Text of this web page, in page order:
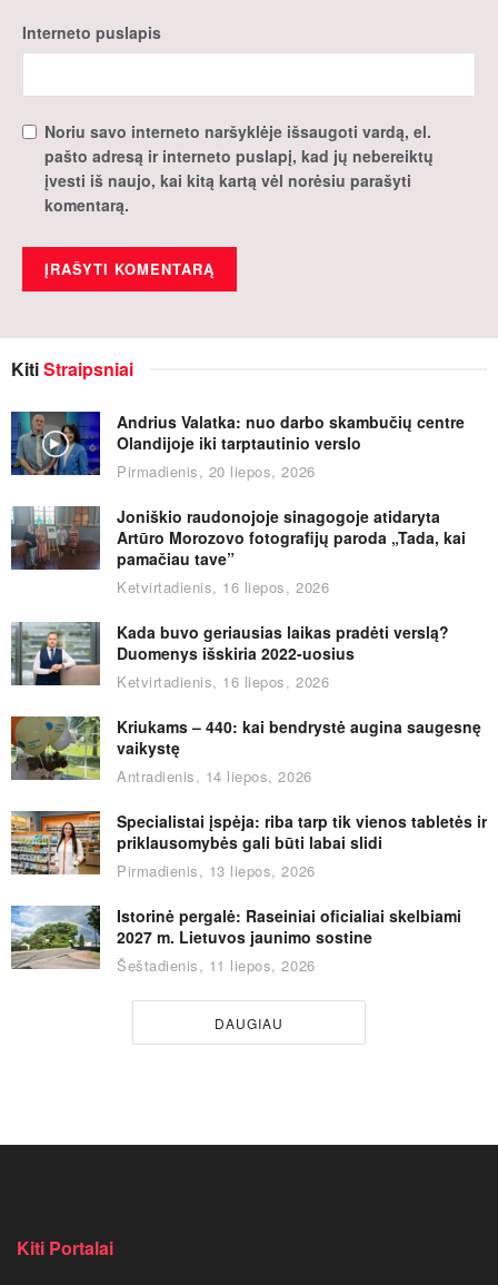
Interneto puslapis
Noriu savo interneto naršyklėje išsaugoti vardą, el.
pašto adresą ir interneto puslapį, kad jų nebereiktų
įvesti iš naujo, kai kitą kartą vėl norėsiu parašyti
komentarą.
KitiStraipsniai
Andrius Valatka: nuo darbo skambučių centre
Olandijoje iki tarptautinio verslo
Pirmadienis, 20 liepos, 2026
Joniškio raudonojoje sinagogoje atidaryta
Artūro Morozovo fotografijų paroda „Tada, kai
pamačiau tave”
Ketvirtadienis, 16 liepos, 2026
Kada buvo geriausias laikas pradėti verslą?
Duomenys išskiria 2022-uosius
Ketvirtadienis, 16 liepos, 2026
Kriukams – 440: kai bendrystė augina saugesnę
vaikystę
Antradienis, 14 liepos, 2026
Specialistai įspėja: riba tarp tik vienos tabletės ir
priklausomybės gali būti labai slidi
Pirmadienis, 13 liepos, 2026
Istorinė pergalė: Raseiniai oficialiai skelbiami
2027 m. Lietuvos jaunimo sostine
Šeštadienis, 11 liepos, 2026
DAUGIAU
Kiti Portalai